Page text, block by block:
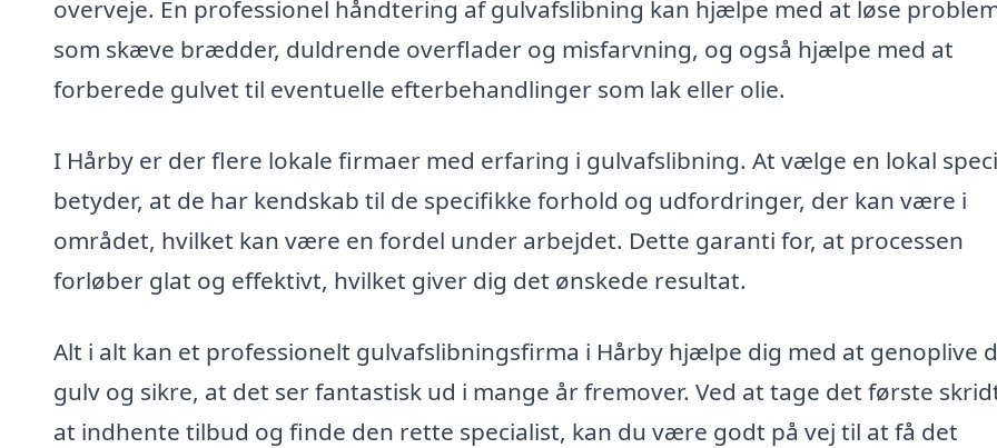
overveje. En professionel håndtering af gulvafslibning kan hjælpe med at løse
som skæve brædder, duldrende overflader og misfarvning, og også hjælpe med at
forberede gulvet til eventuelle efterbehandlinger som lak eller olie.
I Hårby er der flere lokale firmaer med erfaring i gulvafslibning. At vælge en lokal
betyder, at de har kendskab til de specifikke forhold og udfordringer, der kan være i
området, hvilket kan være en fordel under arbejdet. Dette garanti for, at processen
forløber glat og effektivt, hvilket giver dig det ønskede resultat.
Alt i alt kan et professionelt gulvafslibningsfirma i Hårby hjælpe dig med at genoplive
gulv og sikre, at det ser fantastisk ud i mange år fremover. Ved at tage det første
at indhente tilbud og finde den rette specialist, kan du være godt på vej til at få det